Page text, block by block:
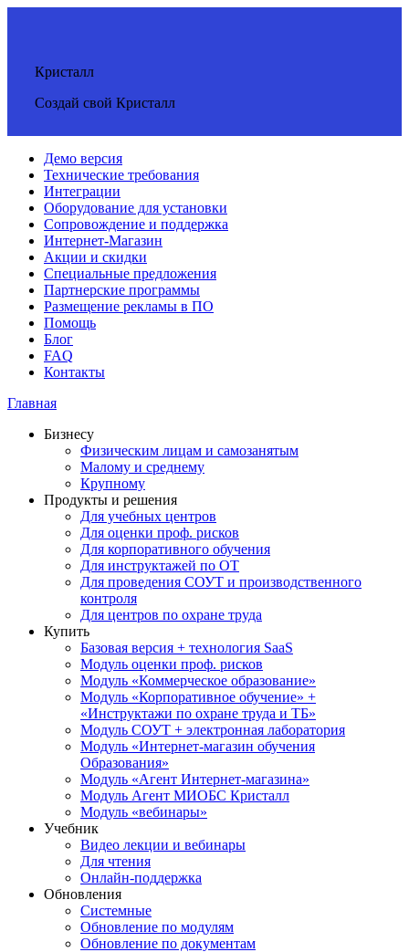
Кристалл
Создай свой Кристалл
Демо версия
Технические требования
Интеграции
Оборудование для установки
Сопровождение и поддержка
Интернет-Магазин
Акции и скидки
Специальные предложения
Партнерские программы
Размещение рекламы в ПО
Помощь
Блог
FAQ
Контакты
Главная
Бизнесу
Физическим лицам и самозанятым
Малому и среднему
Крупному
Продукты и решения
Для учебных центров
Для оценки проф. рисков
Для корпоративного обучения
Для инструктажей по ОТ
Для проведения СОУТ и производственного
контроля
Для центров по охране труда
Купить
Базовая версия + технология SaaS
Модуль оценки проф. рисков
Модуль «Коммерческое образование»
Модуль «Корпоративное обучение» +
«Инструктажи по охране труда и ТБ»
Модуль СОУТ + электронная лаборатория
Модуль «Интернет-магазин обучения
Образования»
Модуль «Агент Интернет-магазина»
Модуль Агент МИОБС Кристалл
Модуль «вебинары»
Учебник
Видео лекции и вебинары
Для чтения
Онлайн-поддержка
Обновления
Системные
Обновление по модулям
Обновление по документам